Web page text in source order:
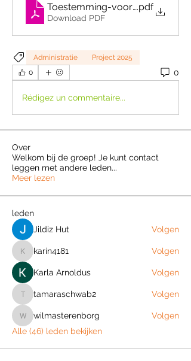
Toestemming-voor-reizen-
.pdf
Download PDF
Administratie
Project 2025
0
0
Rédigez un commentaire...
Over
Welkom bij de groep! Je kunt contact
leggen met andere leden...
Meer lezen
leden
Jildiz Hut
Volgen
karin4181
karin4181 Volgen
Karla Arnoldus Volgen
tamaraschwab2
tamaraschwab2 Volgen
wilmasterenborg
wilmasterenborg
Volgen
Alle (46) leden bekijken